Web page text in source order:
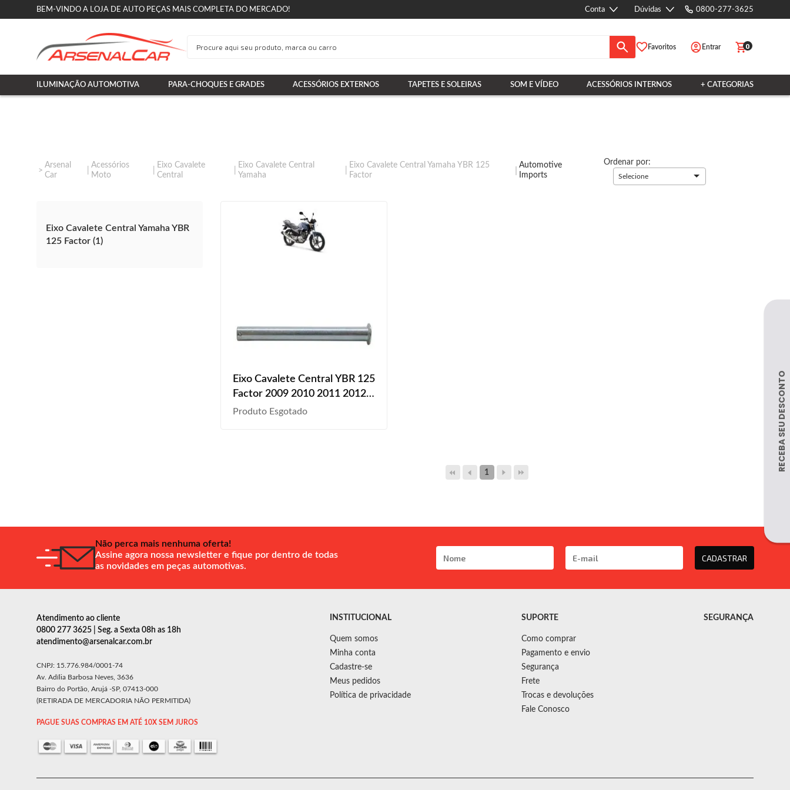
BEM-VINDO A LOJA DE AUTO PEÇAS MAIS COMPLETA DO MERCADO! Conta Dúvidas 0800-277-3625
Favoritos Entrar 0
ILUMINAÇÃO AUTOMOTIVA PARA-CHOQUES E GRADES ACESSÓRIOS EXTERNOS TAPETES E SOLEIRAS SOM E VÍDEO ACESSÓRIOS INTERNOS + CATEGORIAS
Arsenal
Car
Acessórios
Moto
Eixo Cavalete
Central
Eixo Cavalete Central
Yamaha
Eixo Cavalete Central Yamaha YBR 125
Factor
Automotive
Imports
Ordenar por:
Selecione
Eixo Cavalete Central Yamaha YBR
125 Factor (1)
Eixo Cavalete Central YBR 125
Factor 2009 2010 2011 2012
2013 2014 2015 2016
Produto Esgotado
1
Não perca mais nenhuma oferta!
Assine agora nossa newsletter e fique por dentro de todas
as novidades em peças automotivas.
CADASTRAR
Atendimento ao cliente
0800 277 3625 | Seg. a Sexta 08h as 18h
atendimento@arsenalcar.com.br
CNPJ: 15.776.984/0001-74
Av. Adília Barbosa Neves, 3636
Bairro do Portão, Arujá -SP, 07413-000
(RETIRADA DE MERCADORIA NÃO PERMITIDA)
PAGUE SUAS COMPRAS EM ATÉ 10X SEM JUROS
INSTITUCIONAL
Quem somos
Minha conta
Cadastre-se
Meus pedidos
Política de privacidade
SUPORTE
Como comprar
Pagamento e envio
Segurança
Frete
Trocas e devoluções
Fale Conosco
SEGURANÇA